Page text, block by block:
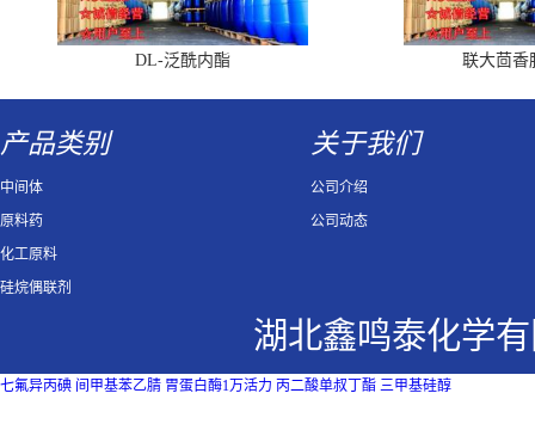
DL-泛酰内酯 联大茴香
产品类别
中间体
原料药
化工原料
硅烷偶联剂
关于我们
公司介绍
公司动态
湖北鑫鸣泰化学
七氟异丙碘 间甲基苯乙腈 胃蛋白酶1万活力 丙二酸单叔丁酯 三甲基硅醇